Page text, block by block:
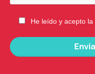
He leído y acepto la